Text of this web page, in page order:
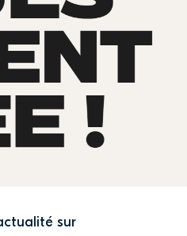
sur